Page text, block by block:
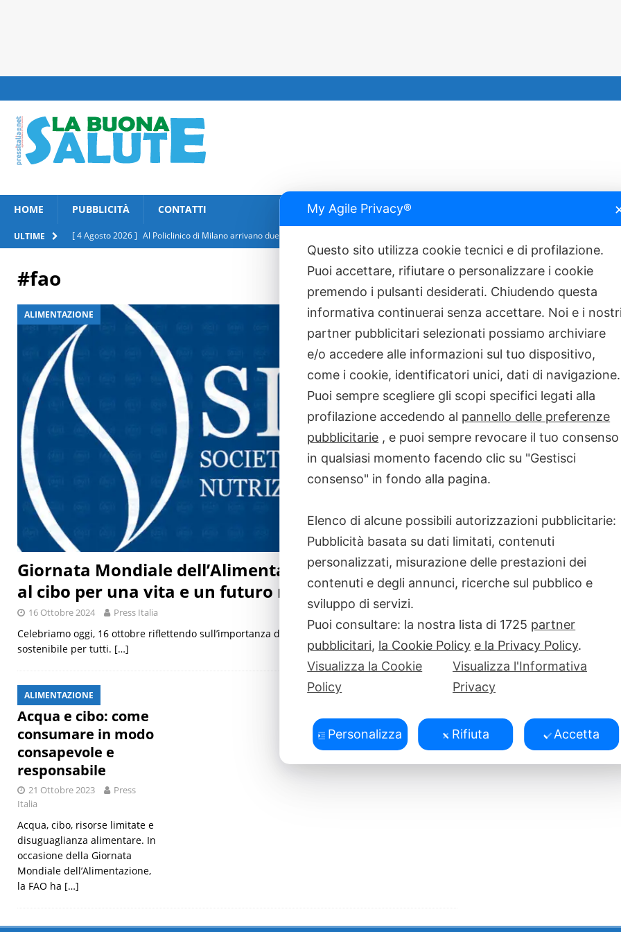
HOME PUBBLICITÀ CONTATTI
ULTIME [ 4 Agosto 2026 ] Al Policlinico di Milano arrivano due nuovi robot chirurgici made in China
Lenti a contatto d’estate: tutto quello che c’è da sapere
OCULISTICA
[ 31 Luglio 2026 ] Salute respiratoria, insediato al Ministero della Salute il Tavolo tecnico nazionale
PREVENZIONE
[ 29 Luglio 2026 ]
Giornata mondiale delle epatiti, malattia ancora presente MALATTIE RARE
#fao
ALIMENTAZIONE
Giornata Mondiale dell’Alimentazione 2024: Il diritto
al cibo per una vita e un futuro migliori
16 Ottobre 2024 Press Italia
Celebriamo oggi, 16 ottobre riflettendo sull’importanza di un’alimentazione adeguata e
sostenibile per tutti. […]
ALIMENTAZIONE
Acqua e cibo: come
consumare in modo
consapevole e
responsabile
21 Ottobre 2023
Press
Italia
Acqua, cibo, risorse limitate e
disuguaglianza alimentare. In
occasione della Giornata
Mondiale dell’Alimentazione,
la FAO ha […]
My Agile Privacy®
Questo sito utilizza cookie tecnici e di profilazione.
Puoi accettare, rifiutare o personalizzare i cookie
premendo i pulsanti desiderati. Chiudendo questa
informativa continuerai senza accettare. Noi e i
partner pubblicitari selezionati possiamo archiviare
e/o accedere alle informazioni sul tuo dispositivo,
come i cookie, identificatori unici, dati di navigazione.
Puoi sempre scegliere gli scopi specifici legati alla
profilazione accedendo al pannello delle preferenze
pubblicitarie , e puoi sempre revocare il tuo consenso
in qualsiasi momento facendo clic su "Gestisci
consenso" in fondo alla pagina.
Elenco di alcune possibili autorizzazioni pubblicitarie:
Pubblicità basata su dati limitati, contenuti
personalizzati, misurazione delle prestazioni dei
contenuti e degli annunci, ricerche sul pubblico e
sviluppo di servizi.
Puoi consultare: la nostra lista di 1725 partner
pubblicitari, la Cookie Policy e la Privacy Policy.
Visualizza la Cookie
Policy
Visualizza l'Informativa
Privacy
Personalizza Rifiuta Accetta